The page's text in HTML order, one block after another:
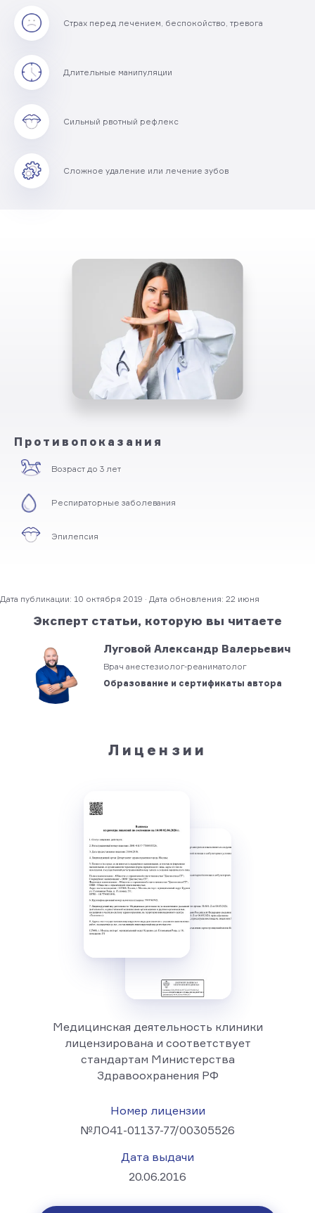
Страх перед лечением, беспокойство, тревога
Длительные манипуляции
Сильный рвотный рефлекс
Сложное удаление или лечение зубов
Противопоказания
Возраст до 3 лет
Респираторные заболевания
Эпилепсия
Дата публикации: 10 октября 2019 · Дата обновления: 22 июня
Эксперт статьи, которую вы читаете
Луговой Александр Валерьевич
Врач анестезиолог-реаниматолог
Образование и сертификаты автора
Лицензии
Медицинская деятельность клиники
лицензирована и соответствует
стандартам Министерства
Здравоохранения РФ
Номер лицензии
№ЛО41-01137-77/00305526
Дата выдачи
20.06.2016